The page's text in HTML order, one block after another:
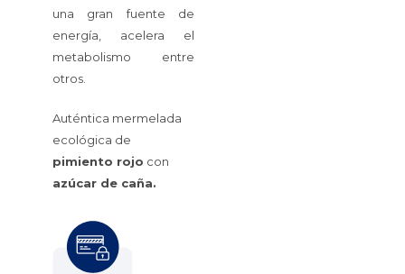
una gran fuente de
energía, acelera el
metabolismo entre
otros.
Auténtica mermelada
ecológica de
pimiento rojo con
azúcar de caña.